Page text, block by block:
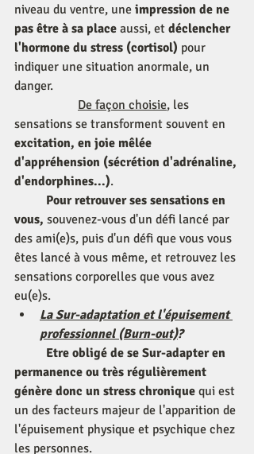
niveau du ventre, une impression de ne
pas être à sa place aussi, et déclencher
l'hormone du stress (cortisol) pour
indiquer une situation anormale, un
danger.
De façon choisie, les
sensations se transforment souvent en
excitation, en joie mêlée
d'appréhension (sécrétion d'adrénaline,
d'endorphines...).
Pour retrouver ses sensations en
vous, souvenez-vous d'un défi lancé par
des ami(e)s, puis d'un défi que vous vous
êtes lancé à vous même, et retrouvez les
sensations corporelles que vous avez
eu(e)s.
La Sur-adaptation et l'épuisement
professionnel (Burn-out)?
Etre obligé de se Sur-adapter en
permanence ou très régulièrement
génère donc un stress chronique qui est
un des facteurs majeur de l'apparition de
l'épuisement physique et psychique chez
les personnes.